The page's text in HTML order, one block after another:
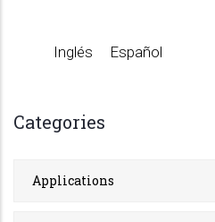
Inglés Español
Categories
Applications